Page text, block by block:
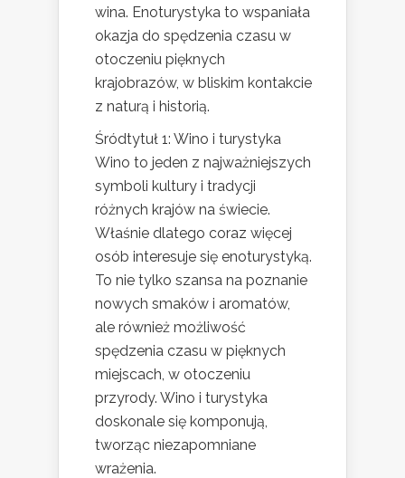
wina. Enoturystyka to wspaniała
okazja do spędzenia czasu w
otoczeniu pięknych
krajobrazów, w bliskim kontakcie
z naturą i historią.
Śródtytuł 1: Wino i turystyka
Wino to jeden z najważniejszych
symboli kultury i tradycji
różnych krajów na świecie.
Właśnie dlatego coraz więcej
osób interesuje się enoturystyką.
To nie tylko szansa na poznanie
nowych smaków i aromatów,
ale również możliwość
spędzenia czasu w pięknych
miejscach, w otoczeniu
przyrody. Wino i turystyka
doskonale się komponują,
tworząc niezapomniane
wrażenia.